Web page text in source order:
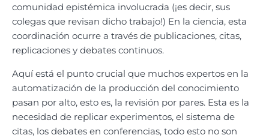
comunidad epistémica involucrada (¡es decir, sus
colegas que revisan dicho trabajo!) En la ciencia, esta
coordinación ocurre a través de publicaciones, citas,
replicaciones y debates continuos.
Aquí está el punto crucial que muchos expertos en la
automatización de la producción del conocimiento
pasan por alto, esto es, la revisión por pares. Esta es la
necesidad de replicar experimentos, el sistema de
citas, los debates en conferencias, todo esto no son